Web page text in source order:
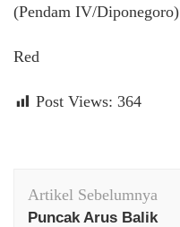
(Pendam IV/Diponegoro)
Red
Post Views: 364
Artikel
Artikel Sebelumnya
Puncak Arus Balik